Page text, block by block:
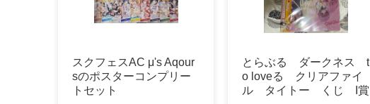
スクフェスAC μ's Aqour
sのポスターコンプリー
トセット
とらぶる ダークネス t
o loveる クリアファイ
ル タイトー くじ I賞